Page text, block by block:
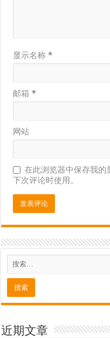
显示名称*
邮箱*
网站
在此浏览器中保存我的
下次评论时使用。
近期文章